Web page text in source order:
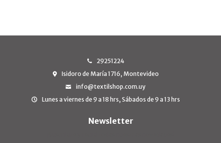
29251224
Isidoro de María 1716, Montevideo
info@textilshop.com.uy
Lunes a viernes de 9 a 18 hrs, Sábados de 9 a 13 hrs
Newsletter